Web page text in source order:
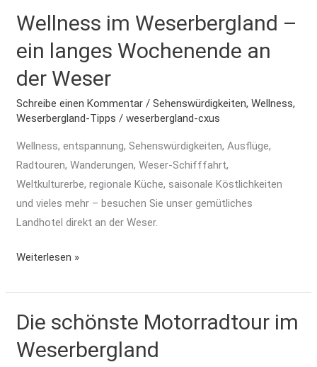
Wellness im Weserbergland –
ein langes Wochenende an
der Weser
Schreibe einen Kommentar /Sehenswürdigkeiten,Wellness,
Weserbergland-Tipps /weserbergland-cxus
Wellness, entspannung, Sehenswürdigkeiten, Ausflüge,
Radtouren, Wanderungen, Weser-Schifffahrt,
Weltkulturerbe, regionale Küche, saisonale Köstlichkeiten
und vieles mehr – besuchen Sie unser gemütliches
Landhotel direkt an der Weser.
Wellness
Weserbergland
–
langes
an
der
Weser
Weiterlesen »
Die schönste Motorradtour im
Weserbergland
Die
Motorradtour